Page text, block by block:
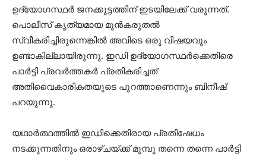
ഉദ്യോഗസ്ഥര്‍ ജനക്കൂട്ടത്തിന് ഇടയിലേക്ക് വരുന്നത്.
പൊലീസ് കൃത്യമായ മുന്‍കരുതല്‍
സ്വീകരിച്ചിരുന്നെങ്കില്‍ അവിടെ ഒരു വിഷയവും
ഉണ്ടാകില്ലായിരുന്നു. ഇഡി ഉദ്യോഗസ്ഥര്‍ക്കെതിരെ
പാര്‍ട്ടി പ്രവര്‍ത്തകര്‍ പ്രതികരിച്ചത്
അതിവൈകാരികതയുടെ പുറത്താണെന്നും ബിനീഷ്
പറയുന്നു.
യഥാര്‍ത്ഥത്തില്‍ ഇഡിക്കെതിരായ പ്രതിഷേധം
നടക്കുന്നതിനും ഒരാഴ്ചയ്ക്ക് മുമ്പു തന്നെ തന്നെ പാര്‍ട്ടി